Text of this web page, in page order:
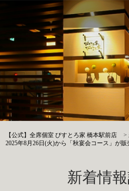
【公式】全席個室 びすとろ家 橋本駅前店 >
2025年8月26日(火)から「秋宴会コース」が
新着情